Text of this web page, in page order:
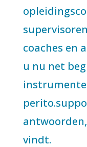
coaches en
u nu net
vindt.